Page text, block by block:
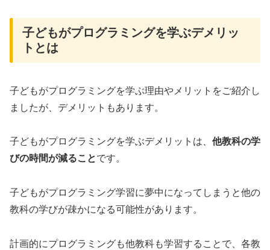
子どもがプログラミングを学ぶデメリッ
トとは
子どもがプログラミングを学ぶ理由やメリットをご紹介し
ましたが、デメリットもあります。
子どもがプログラミングを学ぶデメリットは、 他教科の学
びの時間が減ることです。
子どもがプログラミング学習に夢中になってしまうと他の
教科の学びが疎かになる可能性があります。
計画的にプログラミングも他教科も学習することで、各教